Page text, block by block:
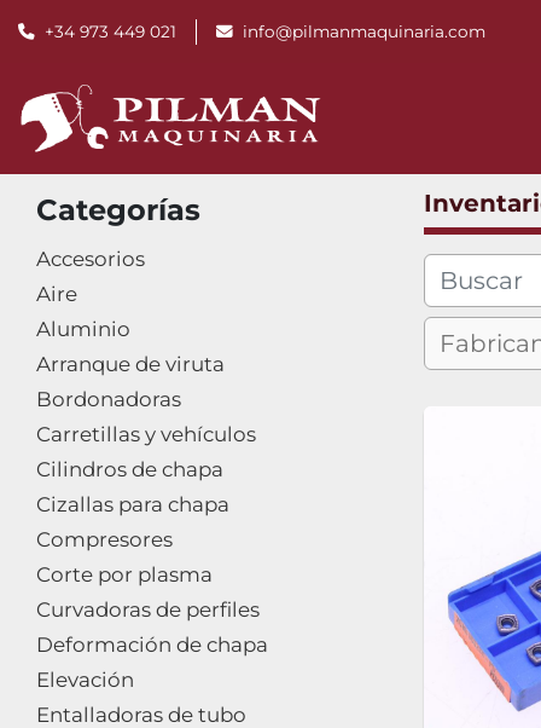
+34 973 449 021 info@pilmanmaquinaria.com
Categorías
Accesorios
Aire
Aluminio
Arranque de viruta
Bordonadoras
Carretillas y vehículos
Cilindros de chapa
Cizallas para chapa
Compresores
Corte por plasma
Curvadoras de perfiles
Deformación de chapa
Elevación
Entalladoras de tubo